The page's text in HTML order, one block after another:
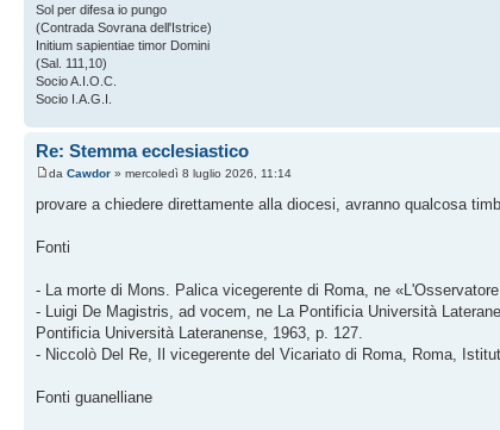
Sol per difesa io pungo
(Contrada Sovrana dell'Istrice)
Initium sapientiae timor Domini
(Sal. 111,10)
Socio A.I.O.C.
Socio I.A.G.I.
Re: Stemma ecclesiastico
da Cawdor » mercoledì 8 luglio 2026, 11:14
provare a chiedere direttamente alla diocesi, avranno qualcosa
Fonti
- La morte di Mons. Palica vicegerente di Roma, ne
- Luigi De Magistris, ad vocem, ne La Pontificia Università
Pontificia Università Lateranense, 1963, p. 127.
- Niccolò Del Re, Il vicegerente del Vicariato di Roma, Roma,
Fonti guanelliane